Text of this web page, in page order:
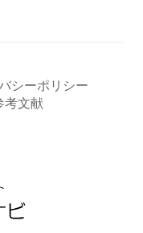
シーポリシー
考文献